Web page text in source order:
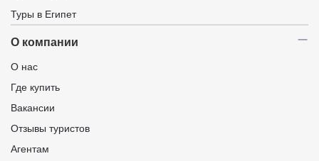
Туры в Египет
О компании
О нас
Где купить
Вакансии
Отзывы туристов
Агентам